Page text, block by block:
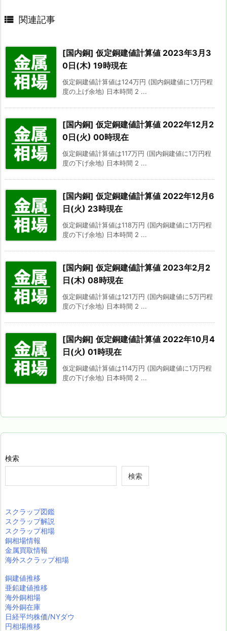
 関連記事
[国内銅] 仮定銅建値計算値 2023年3月3
0日(木) 19時現在
仮定銅建値計算値は124万円 (国内銅建値に1万円程
度の上げ余地) 日本時間 2 ...
[国内銅] 仮定銅建値計算値 2022年12月2
0日(火) 00時現在
仮定銅建値計算値は117万円 (国内銅建値に1万円程
度の下げ余地) 日本時間 2 ...
[国内銅] 仮定銅建値計算値 2022年12月6
日(火) 23時現在
仮定銅建値計算値は118万円 (国内銅建値に1万円程
度の下げ余地) 日本時間 2 ...
[国内銅] 仮定銅建値計算値 2023年2月2
日(木) 08時現在
仮定銅建値計算値は121万円 (国内銅建値に5万円程
度の下げ余地) 日本時間 2 ...
[国内銅] 仮定銅建値計算値 2022年10月4
日(火) 01時現在
仮定銅建値計算値は114万円 (国内銅建値に1万円程
度の下げ余地) 日本時間 2 ...
検索
検索
スクラップ図鑑
スクラップ解説
スクラップ相場
銅相場情報
金属買取情報
海外スクラップ相場
銅建値推移
亜鉛建値推移
海外銅相場
海外銅在庫
日経平均株価/NYダウ
円相場推移